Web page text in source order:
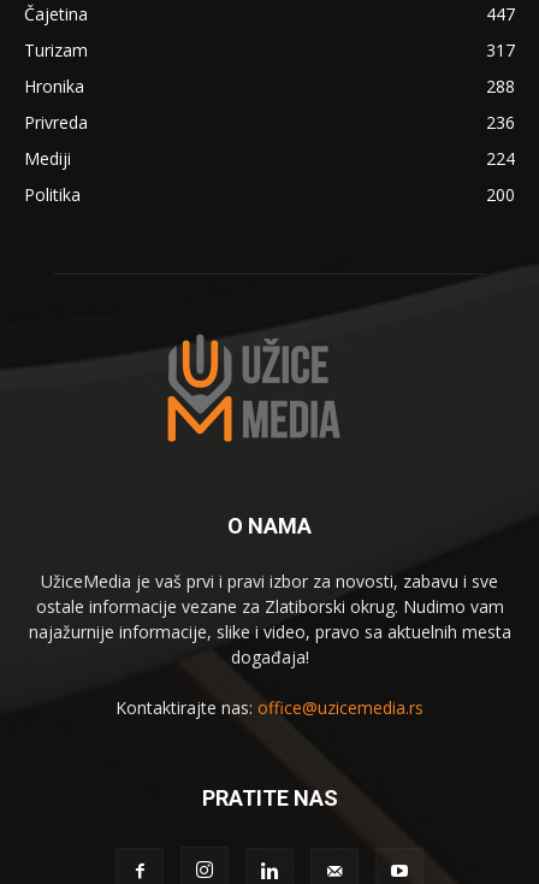
Čajetina
447
Turizam
317
Hronika
288
Privreda
236
Mediji
224
Politika
200
O NAMA
UžiceMedia je vaš prvi i pravi izbor za novosti, zabavu i sve
ostale informacije vezane za Zlatiborski okrug. Nudimo vam
najažurnije informacije, slike i video, pravo sa aktuelnih mesta
događaja!
Kontaktirajte nas: office@uzicemedia.rs
PRATITE NAS